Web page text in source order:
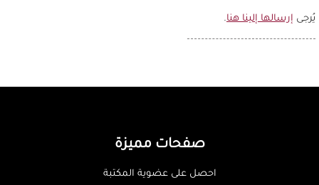
يُرجى إرسالها إلينا هنا.
صفحات مميزة
احصل على عضوية المكتبة